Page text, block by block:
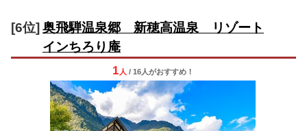
[6位] 奥飛騨温泉郷 新穂高温泉 リゾート
インちろり庵
1 人 / 16人がおすすめ！